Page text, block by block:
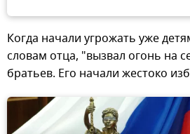
Когда начали угрожать уже
словам отца, "вызвал огонь на
братьев. Его начали жестоко